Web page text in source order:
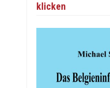
klicken